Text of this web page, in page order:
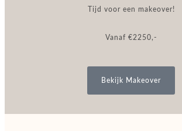
Tijd voor een makeover!
Vanaf €2250,-
Bekijk Makeover